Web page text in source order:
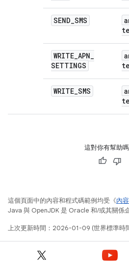
SEND_SMS
WRITE_APN_
SETTINGS
WRITE_SMS
這對你有幫助
這個頁面中的內容和程式碼範例均受《內
Java 與 OpenJDK 是 Oracle 和/或其關係
上次更新時間：2026-01-09 (世界標準時